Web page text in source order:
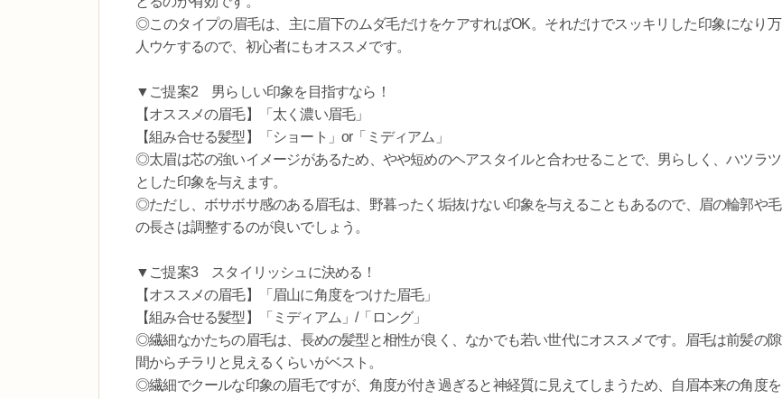
◎このタイプの眉毛は、主に眉下のムダ毛だけをケアすればOK。それだけでスッキリした印象になり万
人ウケするので、初心者にもオススメです。
▼ご提案2 男らしい印象を目指すなら！
【オススメの眉毛】「太く濃い眉毛」
【組み合せる髪型】「ショート」or「ミディアム」
◎太眉は芯の強いイメージがあるため、やや短めのヘアスタイルと合わせることで、男らしく、ハツラツ
とした印象を与えます。
◎ただし、ボサボサ感のある眉毛は、野暮ったく垢抜けない印象を与えることもあるので、眉の輪郭や毛
の長さは調整するのが良いでしょう。
▼ご提案3 スタイリッシュに決める！
【オススメの眉毛】「眉山に角度をつけた眉毛」
【組み合せる髪型】「ミディアム」/「ロング」
◎繊細なかたちの眉毛は、長めの髪型と相性が良く、なかでも若い世代にオススメです。眉毛は前髪の隙
間からチラリと見えるくらいがベスト。
◎繊細でクールな印象の眉毛ですが、角度が付き過ぎると神経質に見えてしまうため、自眉本来の角度を